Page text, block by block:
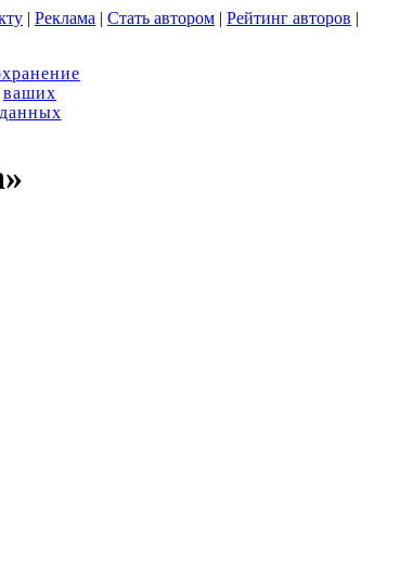
| Реклама | Стать автором | Рейтинг авторов |